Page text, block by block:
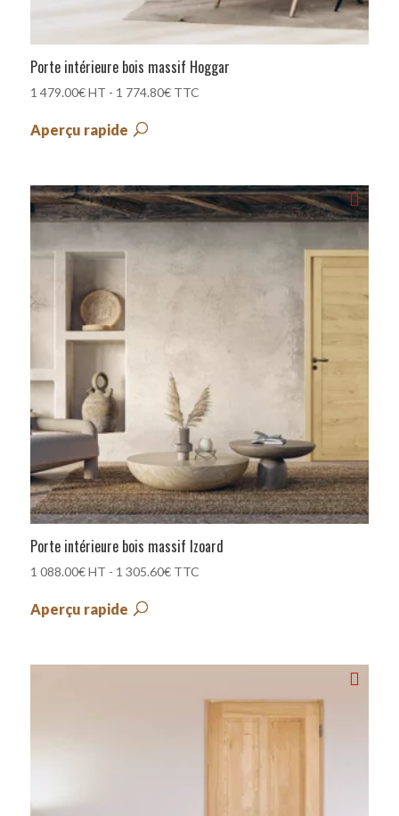
Porte intérieure bois massif Hoggar
1 479.00€ HT - 1 774.80€TTC
Aperçu rapide
Porte intérieure bois massif Izoard
1 088.00€ HT - 1 305.60€TTC
Aperçu rapide